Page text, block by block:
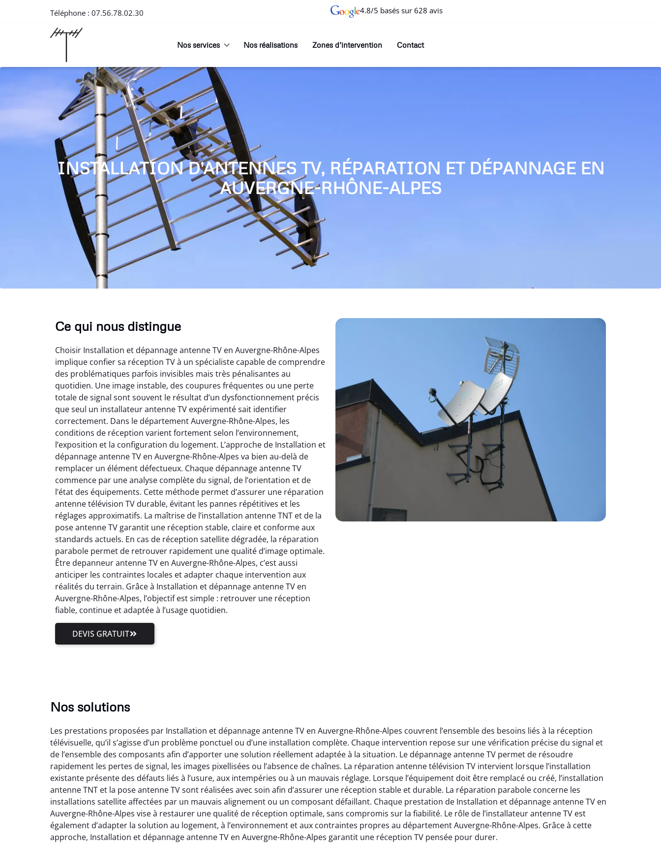
Téléphone : 07.56.78.02.30 4.8/5 basés sur 628 avis
Nos services Nos réalisations Zones d’intervention Contact
INSTALLATION D'ANTENNES TV, RÉPARATION ET DÉPANNAGE EN
AUVERGNE-RHÔNE-ALPES
Ce qui nous distingue
Choisir Installation et dépannage antenne TV en Auvergne-Rhône-Alpes
implique confier sa réception TV à un spécialiste capable de comprendre
des problématiques parfois invisibles mais très pénalisantes au
quotidien. Une image instable, des coupures fréquentes ou une perte
totale de signal sont souvent le résultat d’un dysfonctionnement précis
que seul un installateur antenne TV expérimenté sait identifier
correctement. Dans le département Auvergne-Rhône-Alpes, les
conditions de réception varient fortement selon l’environnement,
l’exposition et la configuration du logement. L’approche de Installation et
dépannage antenne TV en Auvergne-Rhône-Alpes va bien au-delà de
remplacer un élément défectueux. Chaque dépannage antenne TV
commence par une analyse complète du signal, de l’orientation et de
l’état des équipements. Cette méthode permet d’assurer une réparation
antenne télévision TV durable, évitant les pannes répétitives et les
réglages approximatifs. La maîtrise de l’installation antenne TNT et de la
pose antenne TV garantit une réception stable, claire et conforme aux
standards actuels. En cas de réception satellite dégradée, la réparation
parabole permet de retrouver rapidement une qualité d’image optimale.
Être depanneur antenne TV en Auvergne-Rhône-Alpes, c’est aussi
anticiper les contraintes locales et adapter chaque intervention aux
réalités du terrain. Grâce à Installation et dépannage antenne TV en
Auvergne-Rhône-Alpes, l’objectif est simple : retrouver une réception
fiable, continue et adaptée à l’usage quotidien.
DEVIS GRATUIT
Nos solutions
Les prestations proposées par Installation et dépannage antenne TV en Auvergne-Rhône-Alpes couvrent l’ensemble des besoins liés à la réception
télévisuelle, qu’il s’agisse d’un problème ponctuel ou d’une installation complète. Chaque intervention repose sur une vérification précise du signal et
de l’ensemble des composants afin d’apporter une solution réellement adaptée à la situation. Le dépannage antenne TV permet de résoudre
rapidement les pertes de signal, les images pixellisées ou l’absence de chaînes. La réparation antenne télévision TV intervient lorsque l’installation
existante présente des défauts liés à l’usure, aux intempéries ou à un mauvais réglage. Lorsque l’équipement doit être remplacé ou créé, l’installation
antenne TNT et la pose antenne TV sont réalisées avec soin afin d’assurer une réception stable et durable. La réparation parabole concerne les
installations satellite affectées par un mauvais alignement ou un composant défaillant. Chaque prestation de Installation et dépannage antenne TV en
Auvergne-Rhône-Alpes vise à restaurer une qualité de réception optimale, sans compromis sur la fiabilité. Le rôle de l’installateur antenne TV est
également d’adapter la solution au logement, à l’environnement et aux contraintes propres au département Auvergne-Rhône-Alpes. Grâce à cette
approche, Installation et dépannage antenne TV en Auvergne-Rhône-Alpes garantit une réception TV pensée pour durer.